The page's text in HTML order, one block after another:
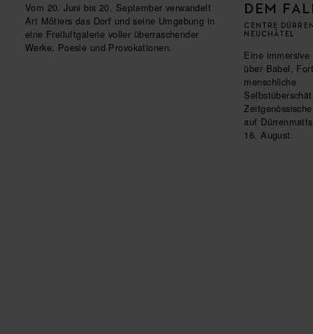
Vom 20. Juni bis 20. September verwandelt
Art Môtiers das Dorf und seine Umgebung in
eine Freiluftgalerie voller überraschender
Werke, Poesie und Provokationen.
DEM
CENTRE
NEUCHÂTEL
Eine
über Babel,
menschliche
auf
16. August.